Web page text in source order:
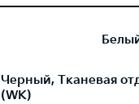
Черный, Тканевая
(WK)